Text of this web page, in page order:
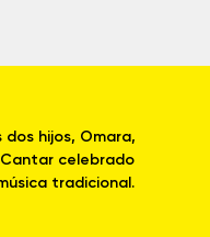
dos hijos, Omara,
Cantar celebrado
tradicional.